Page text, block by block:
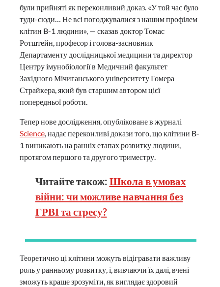
були прийняті як переконливий доказ. «У той час було
туди-сюди… Не всі погоджувалися з нашим профілем
клітин B-1 людини», — сказав доктор Томас
Ротштейн, професор і голова-засновник
Департаменту дослідницької медицини та директор
Центру імунобіології в Медичний факультет
Західного Мічиганського університету Гомера
Страйкера, який був старшим автором цієї
попередньої роботи.
Тепер нове дослідження, опубліковане в журналі
Science, надає переконливі докази того, що клітини B-
1 виникають на ранніх етапах розвитку людини,
протягом першого та другого триместру.
Читайте також: Школа в умовах
війни: чи можливе навчання без
ГРВІ та стресу?
Теоретично ці клітини можуть відігравати важливу
роль у ранньому розвитку, і, вивчаючи їх далі, вчені
зможуть краще зрозуміти, як виглядає здоровий